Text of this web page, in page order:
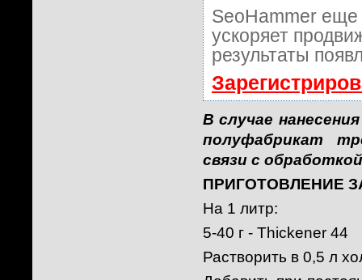
SeoHammer еще
ускоряет
результаты
В случае
полуфабрикат
связи с
ПРИГОТОВЛЕНИЕ
На 1 литр:
5-40 г - Thickener 44
Растворить в 0,5 л